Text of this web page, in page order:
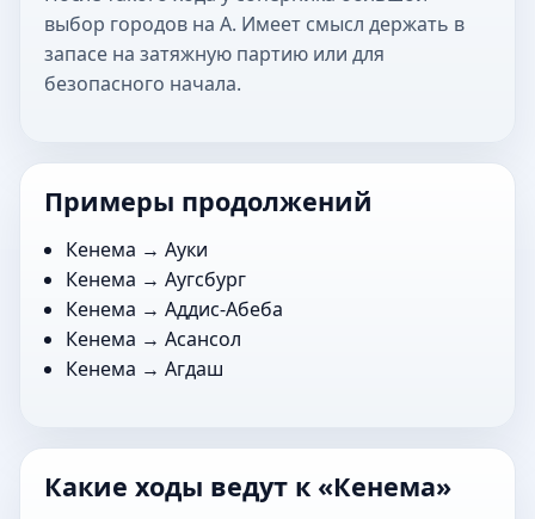
выбор городов на А. Имеет смысл держать в
запасе на затяжную партию или для
безопасного начала.
Примеры продолжений
Кенема →Ауки
Кенема →Аугсбург
Кенема →Аддис-Абеба
Кенема →Асансол
Кенема →Агдаш
Какие ходы ведут к «Кенема»